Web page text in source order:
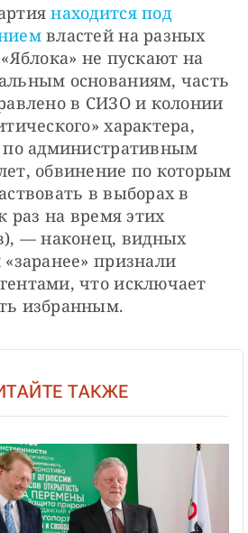
находится под
властей на разных
не пускают на
основаниям, часть
в СИЗО и колонии
характера,
административным
обвинение по которым
в выборах в
раз на время этих
— наконец, видных
признали
что исключает
избранным.
ТАКЖЕ